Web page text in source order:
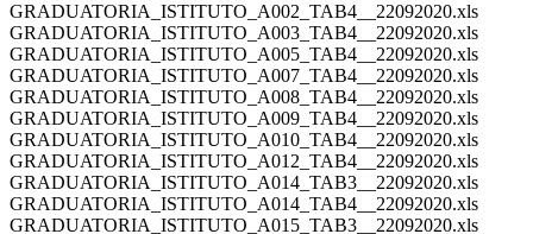
GRADUATORIA_ISTITUTO_A002_TAB4__22092020.xls
GRADUATORIA_ISTITUTO_A003_TAB4__22092020.xls
GRADUATORIA_ISTITUTO_A005_TAB4__22092020.xls
GRADUATORIA_ISTITUTO_A007_TAB4__22092020.xls
GRADUATORIA_ISTITUTO_A008_TAB4__22092020.xls
GRADUATORIA_ISTITUTO_A009_TAB4__22092020.xls
GRADUATORIA_ISTITUTO_A010_TAB4__22092020.xls
GRADUATORIA_ISTITUTO_A012_TAB4__22092020.xls
GRADUATORIA_ISTITUTO_A014_TAB3__22092020.xls
GRADUATORIA_ISTITUTO_A014_TAB4__22092020.xls
GRADUATORIA_ISTITUTO_A015_TAB3__22092020.xls